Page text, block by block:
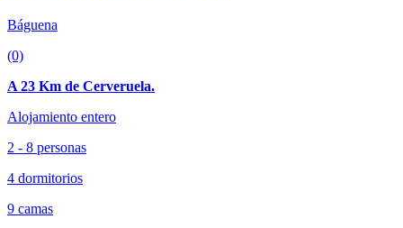
Báguena
(0)
A 23 Km de Cerveruela.
Alojamiento entero
2 - 8 personas
4 dormitorios
9 camas